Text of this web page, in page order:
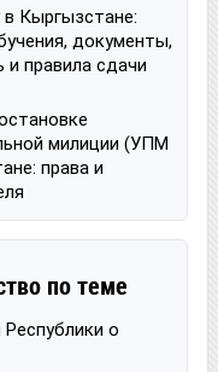
Кыргызстане:
документы,
и правила сдачи
милиции (УПМ
права и
по теме
о